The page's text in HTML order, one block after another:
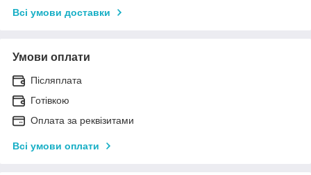
Всі умови доставки
Умови оплати
Післяплата
Готівкою
Оплата за реквізитами
Всі умови оплати